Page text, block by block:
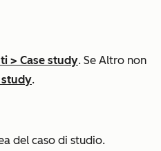
> Case study. Se Altro non
study.
del caso di studio.